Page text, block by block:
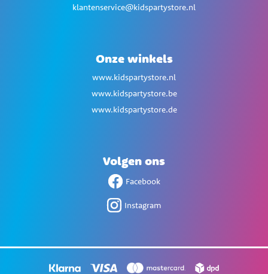
klantenservice@kidspartystore.nl
Onze winkels
www.kidspartystore.nl
www.kidspartystore.be
www.kidspartystore.de
Volgen ons
Facebook
Instagram